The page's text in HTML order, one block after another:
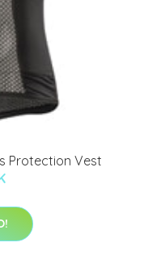
Protection Vest